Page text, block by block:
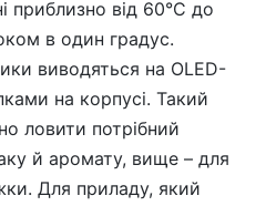
приблизно від 60°C до
в один градус.
виводяться на OLED-
на корпусі. Такий
ловити потрібний
й аромату, вище – для
Для приладу, який